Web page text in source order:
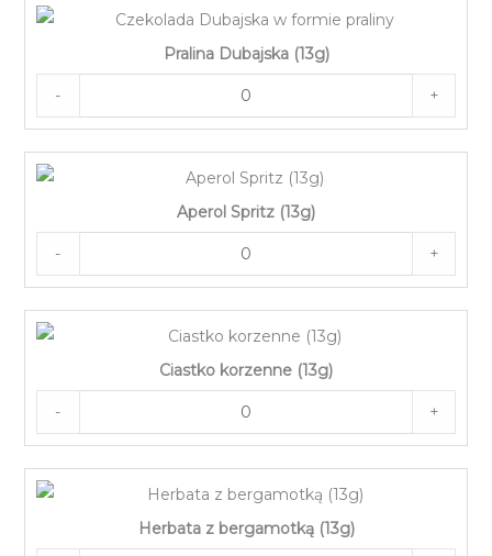
Pralina Dubajska (13g)
- +
Aperol Spritz (13g)
- +
Ciastko korzenne (13g)
- +
Herbata z bergamotką (13g)